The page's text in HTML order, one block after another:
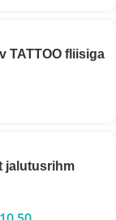
TATTOO fliisiga
jalutusrihm